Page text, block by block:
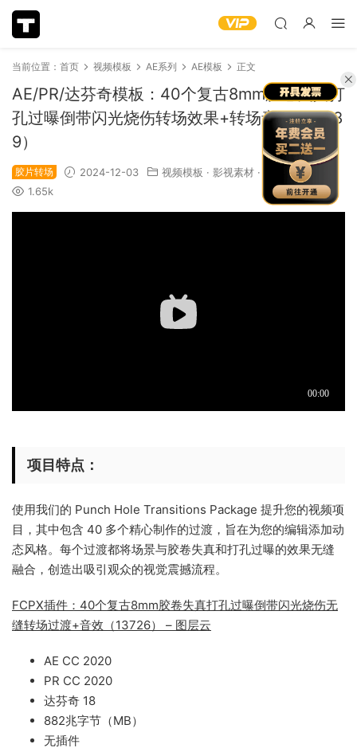
当前位置： 首页 视频模板 AE系列 AE模板 正文
AE/PR/达芬奇模板：40个复古8mm胶卷失真打
孔过曝倒带闪光烧伤转场效果+转场音效（1128
9）
胶片转场 2024-12-03 视频模板 · 影视素材 ·
必下推荐
1.65k
项目特点：
使用我们的 Punch Hole Transitions Package 提升您的视频项
目，其中包含 40 多个精心制作的过渡，旨在为您的编辑添加动
态风格。每个过渡都将场景与胶卷失真和打孔过曝的效果无缝
融合，创造出吸引观众的视觉震撼流程。
FCPX插件：40个复古8mm胶卷失真打孔过曝倒带闪光烧伤无
缝转场过渡+音效（13726） – 图层云
AE CC 2020
PR CC 2020
达芬奇 18
882兆字节（MB）
无插件